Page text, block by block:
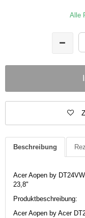
Alle
Beschreibung
Acer Aopen by
23,8"
Produktbeschreibung:
Acer Aopen by Acer